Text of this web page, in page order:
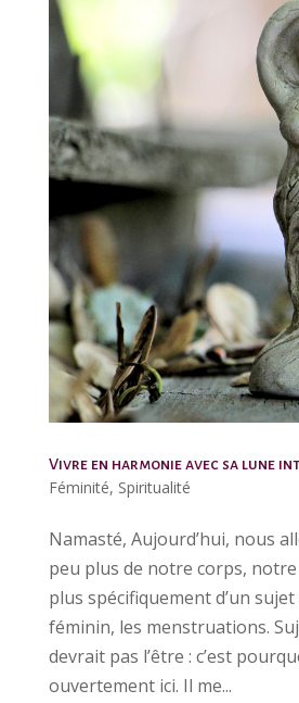
Vivre en harmonie avec sa lune
Féminité, Spiritualité
Namasté, Aujourd’hui, nous
peu plus de notre corps,
plus spécifiquement d’un
féminin, les menstruations.
devrait pas l’être : c’est
ouvertement ici. Il me...